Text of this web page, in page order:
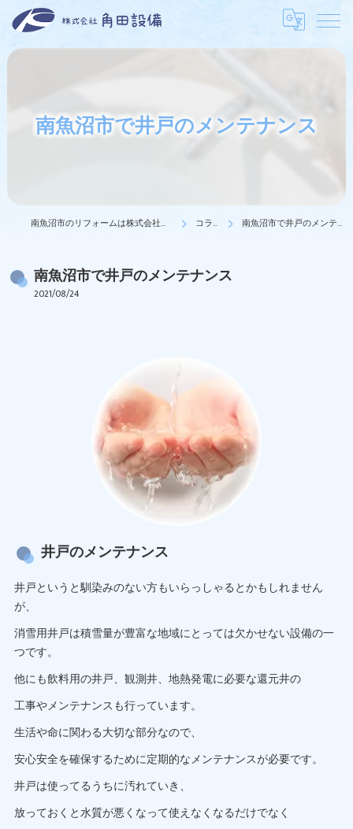
南魚沼市で井戸のメンテナンス
南魚沼市のリフォームは株式会社角田設備 コラム 南魚沼市で井戸のメンテナンス
南魚沼市で井戸のメンテナンス
2021/08/24
井戸のメンテナンス
井戸というと馴染みのない方もいらっしゃるとかもしれません
が、
消雪用井戸は積雪量が豊富な地域にとっては欠かせない設備の一
つです。
他にも飲料用の井戸、観測井、地熱発電に必要な還元井の
工事やメンテナンスも行っています。
生活や命に関わる大切な部分なので、
安心安全を確保するために定期的なメンテナンスが必要です。
井戸は使ってるうちに汚れていき、
放っておくと水質が悪くなって使えなくなるだけでなく